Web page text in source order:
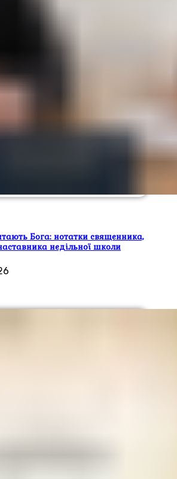
Бога: нотатки священника,
недільної школи